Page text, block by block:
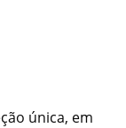
única, em